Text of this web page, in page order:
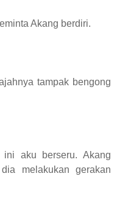
Akang berdiri.
tampak bengong
ini aku berseru. Akang
melakukan gerakan